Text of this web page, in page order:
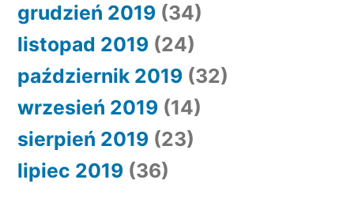
grudzień 2019 (34)
listopad 2019 (24)
październik 2019 (32)
wrzesień 2019 (14)
sierpień 2019 (23)
lipiec 2019 (36)